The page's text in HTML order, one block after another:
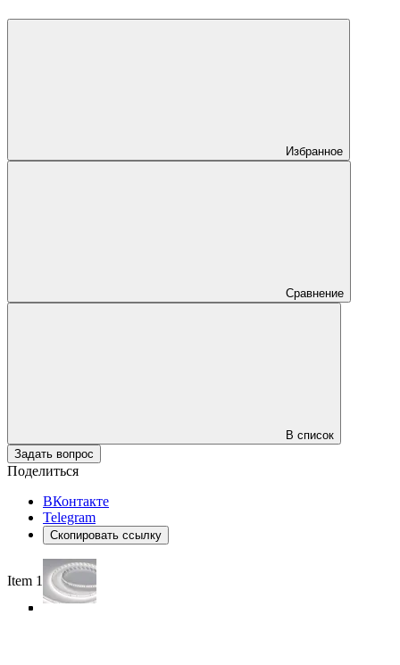
Избранное
Сравнение
В список
Задать вопрос
Поделиться
ВКонтакте
Telegram
Скопировать ссылку
Item 1 of 5